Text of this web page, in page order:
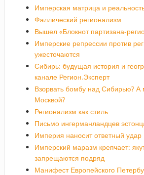
Имперская матрица и
Фаллический регионализм
Вышел «Блокнот партизана-
Имперские репрессии против
ужесточаются
Сибирь: будущая история и
канале Регион.Эксперт
Взорвать бомбу над Сибирью?
Москвой?
Регионализм как стиль
Письмо ингерманландцев
Империя наносит ответный удар
Имперский маразм крепчает:
запрещаются подряд
Манифест Европейского